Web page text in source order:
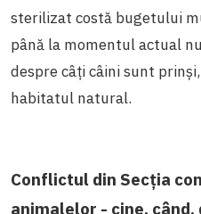
sterilizat costă bugetului
până la momentul actual
despre câți câini sunt
habitatul natural.
Conflictul din Secția
animalelor - cine, când,